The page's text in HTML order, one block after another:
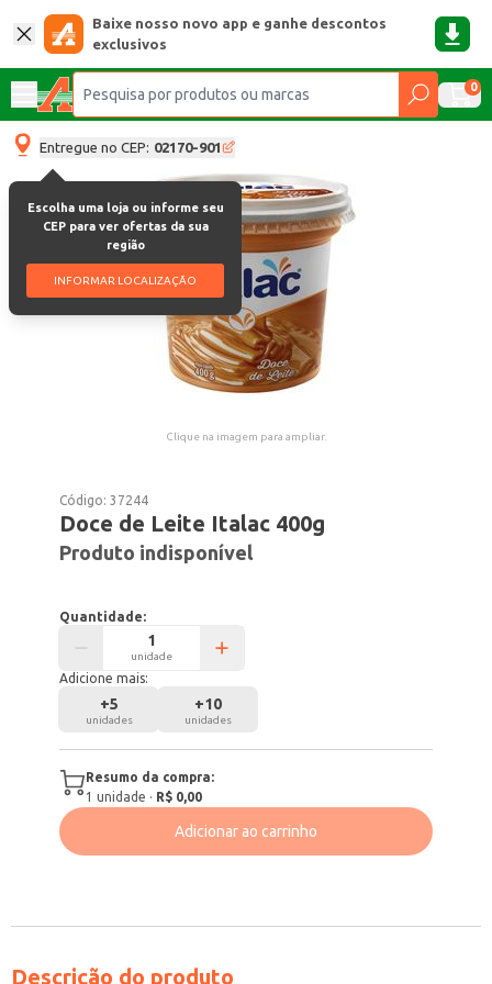
Baixe nosso novo app e ganhe descontos
exclusivos
0
Entregue no CEP: 02170-901
Escolha uma loja ou informe seu
CEP para ver ofertas da sua
região
INFORMAR LOCALIZAÇÃO
Clique na imagem para ampliar.
Código:37244
Doce de Leite Italac 400g
Produto indisponível
Quantidade:
unidade
Adicione mais:
+5
unidades
+10
unidades
Resumo da compra:
1 unidade · R$ 0,00
Adicionar ao carrinho
Descrição do produto